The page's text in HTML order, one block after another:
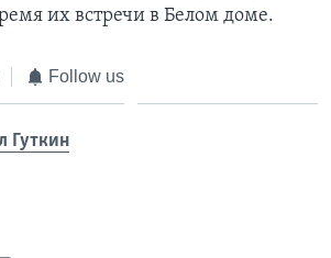
их встречи в Белом доме.
Follow us
Гуткин